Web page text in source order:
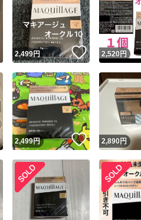
いいね！
2,499円 いいね！
2,520 円
いいね！
2,499円 いいね！
2,890円